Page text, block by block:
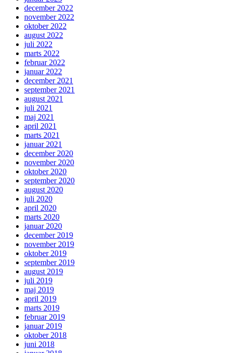
december 2022
november 2022
oktober 2022
august 2022
juli 2022
marts 2022
februar 2022
januar 2022
december 2021
september 2021
august 2021
juli 2021
maj 2021
april 2021
marts 2021
januar 2021
december 2020
november 2020
oktober 2020
september 2020
august 2020
juli 2020
april 2020
marts 2020
januar 2020
december 2019
november 2019
oktober 2019
september 2019
august 2019
juli 2019
maj 2019
april 2019
marts 2019
februar 2019
januar 2019
oktober 2018
juni 2018